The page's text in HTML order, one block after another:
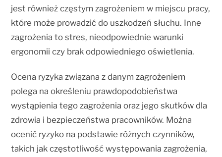
jest również częstym zagrożeniem w miejscu pracy,
które może prowadzić do uszkodzeń słuchu. Inne
zagrożenia to stres, nieodpowiednie warunki
ergonomii czy brak odpowiedniego oświetlenia.
Ocena ryzyka związana z danym zagrożeniem
polega na określeniu prawdopodobieństwa
wystąpienia tego zagrożenia oraz jego skutków dla
zdrowia i bezpieczeństwa pracowników. Można
ocenić ryzyko na podstawie różnych czynników,
takich jak częstotliwość występowania zagrożenia,